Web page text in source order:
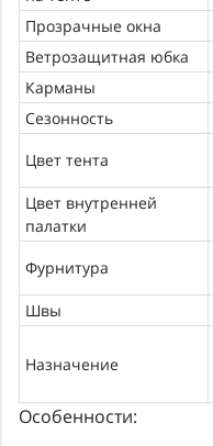
Прозрачные окна
Ветрозащитная юбка
Карманы
Сезонность
Цвет тента
Цвет внутренней
палатки
Фурнитура
Швы
Назначение
Особенности: